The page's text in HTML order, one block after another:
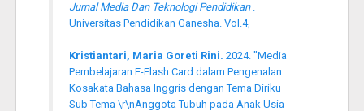
Jurnal Media Dan Teknologi Pendidikan .
Universitas Pendidikan Ganesha. Vol.4,
Kristiantari, Maria Goreti Rini. 2024. "Media
Pembelajaran E-Flash Card dalam Pengenalan
Kosakata Bahasa Inggris dengan Tema Diriku
Sub Tema \r\nAnggota Tubuh pada Anak Usia